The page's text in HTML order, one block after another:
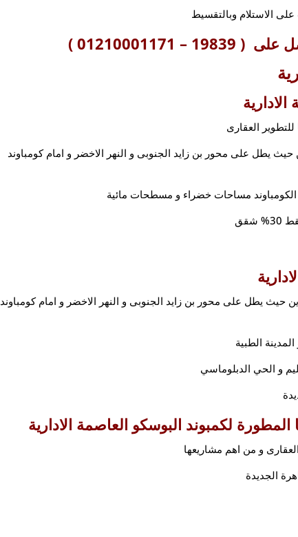
الاستلام وبالتقسيط
)
العقارى
يطل على محور بن زايد الجنوبى و النهر الاخضر و امام كومباوند
حيث يطل على محور بن زايد الجنوبى و النهر الاخضر و امام كومباوند
الطبية
لكمبوند البوسكو العاصمة الادارية
و من اهم مشاريعها
الجديدة